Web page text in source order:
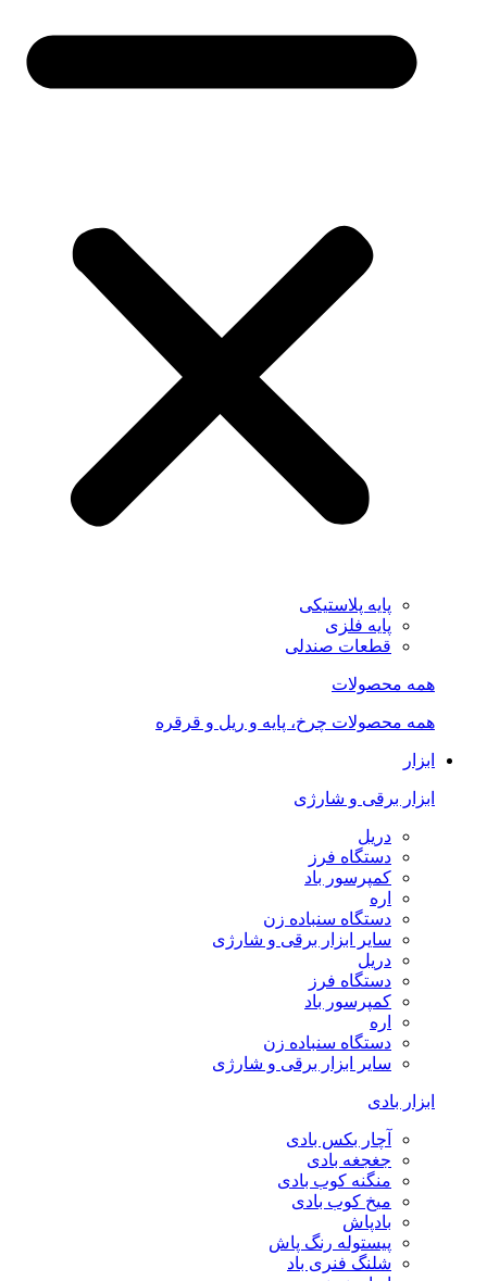
پایه پلاستیکی
پایه فلزی
قطعات صندلی
همه محصولات
همه محصولات چرخ، پایه و ریل و قرقره
ابزار
ابزار برقی و شارژی
دریل
دستگاه فرز
کمپرسور باد
اره
دستگاه سنباده زن
سایر ابزار برقی و شارژی
دریل
دستگاه فرز
کمپرسور باد
اره
دستگاه سنباده زن
سایر ابزار برقی و شارژی
ابزار بادی
آچار بکس بادی
جغجغه بادی
منگنه کوب بادی
میخ کوب بادی
بادپاش
پیستوله رنگ پاش
شلنگ فنری باد